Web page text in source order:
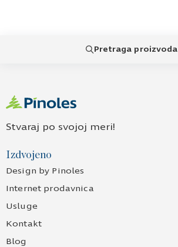
Pretraga proizvoda
Stvaraj po svojoj meri!
Izdvojeno
Design by Pinoles
Internet prodavnica
Usluge
Kontakt
Blog